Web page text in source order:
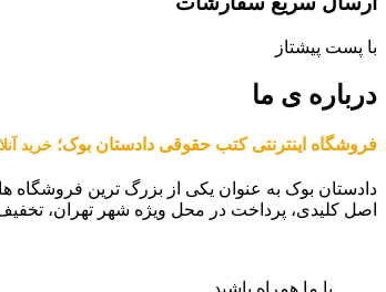
با پست پیشتاز
درباره ی ما
فروشگاه اینترنتی کتب حقوقی دادستان بوک؛ خرید
دادستان بوک به عنوان یکی از بزرگ ترین فروشگاه
اصل کلیدی، پرداخت در محل ویژه شهر تهران،